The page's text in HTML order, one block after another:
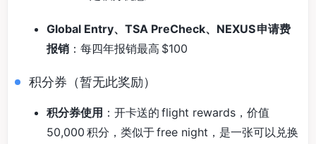
Global Entry、TSA PreCheck、NEXUS 申请费
报销 ：每四年报销最高 $100
积分券（暂无此奖励）
积分券使用 ：开卡送的 flight rewards，价值
50,000 积分，类似于 free night，是一张可以兑换